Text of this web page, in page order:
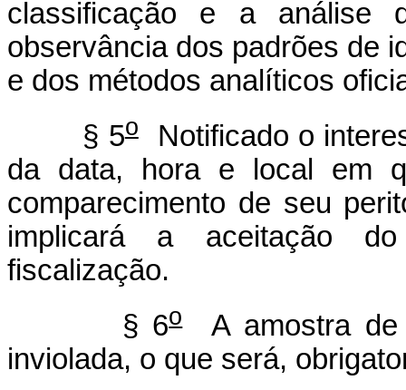
classificação e a análise
observância dos padrões de
e dos métodos analíticos
§ 5oNotificado o
da data, hora e local em
comparecimento de seu
implicará a aceitação
fiscalização.
§ 6oA amostra de
inviolada, o que será,